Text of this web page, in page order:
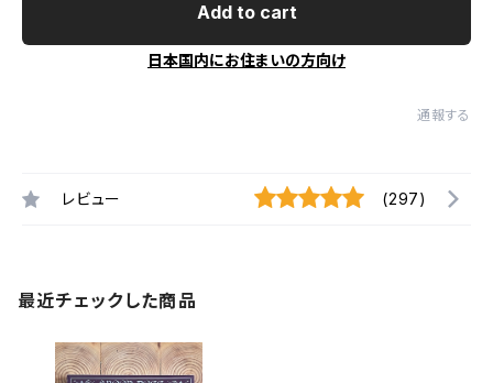
Add to cart
日本国内にお住まいの方向け
通報する
レビュー (297)
最近チェックした商品